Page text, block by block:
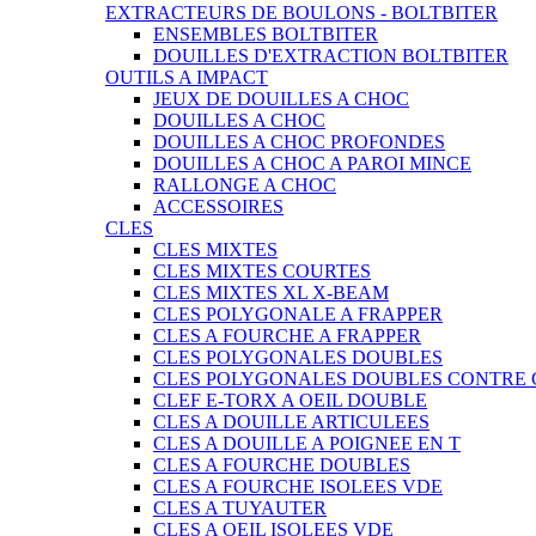
EXTRACTEURS DE BOULONS - BOLTBITER
ENSEMBLES BOLTBITER
DOUILLES D'EXTRACTION BOLTBITER
OUTILS A IMPACT
JEUX DE DOUILLES A CHOC
DOUILLES A CHOC
DOUILLES A CHOC PROFONDES
DOUILLES A CHOC A PAROI MINCE
RALLONGE A CHOC
ACCESSOIRES
CLES
CLES MIXTES
CLES MIXTES COURTES
CLES MIXTES XL X-BEAM
CLES POLYGONALE A FRAPPER
CLES A FOURCHE A FRAPPER
CLES POLYGONALES DOUBLES
CLES POLYGONALES DOUBLES CONTRE
CLEF E-TORX A OEIL DOUBLE
CLES A DOUILLE ARTICULEES
CLES A DOUILLE A POIGNEE EN T
CLES A FOURCHE DOUBLES
CLES A FOURCHE ISOLEES VDE
CLES A TUYAUTER
CLES A OEIL ISOLEES VDE